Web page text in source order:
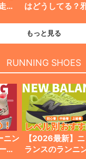
り
はどうしてる？
ち運び方法5選
もっと見る
RUNNING SHOES
ニン
ズ
【2026最新】
ランスのランニ